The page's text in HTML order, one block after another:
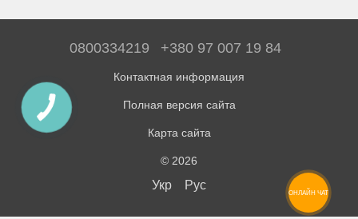
0800334219 +380 97 007 19 84
Контактная информация
Полная версия сайта
Карта сайта
© 2026
Укр Рус
ОНЛАЙН ЧАТ